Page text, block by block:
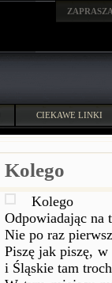
CIEKAWE LINKI
Kolego
Kolego
Odpowiadając na
Nie po raz
Piszę jak piszę,
i Śląskie tam